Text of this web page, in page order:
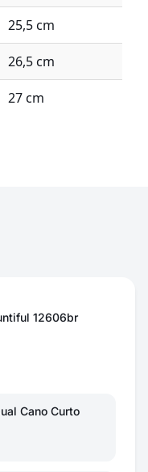
25,5 cm
26,5 cm
27 cm
12606br
Cano Curto